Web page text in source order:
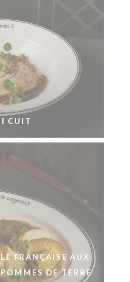
CUIT
FRANÇAISE AUX
DE TERRE